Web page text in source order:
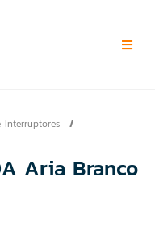
Interruptores
Aria Branco